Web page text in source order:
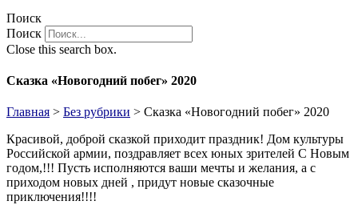
Поиск
Поиск
Close this search box.
Сказка «Новогодний побег» 2020
Главная > Без рубрики > Сказка «Новогодний побег» 2020
Красивой, доброй сказкой приходит праздник! Дом культуры
Российской армии, поздравляет всех юных зрителей С Новым
годом,!!! Пусть исполняются ваши мечты и желания, а с
приходом новых дней , придут новые сказочные
приключения!!!!